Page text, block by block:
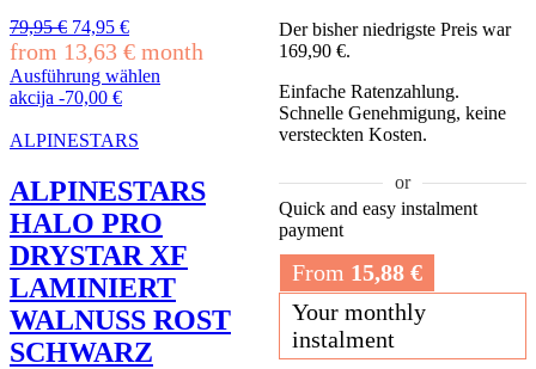
war:
179,90 €
ist:
Der bisher niedrigste Preis war
169,90 €.
Einfache Ratenzahlung.
Schnelle Genehmigung, keine
versteckten Kosten.
or
Quick and easy instalment
payment
From 15,88 €
Your monthly
instalment
79,95€ Ursprünglicher
Preis
war:
79,95 €
74,95 €Aktueller
Preis
ist:
74,95 €.
from 13,63 € month
Ausführung wählen
Dieses
weist
Varianten
auf.
Die
Optionen
können
auf
der
Produktseite
gewählt
akcija -70,00 €
ALPINESTARS
ALPINESTARS
HALO PRO
DRYSTAR XF
LAMINIERT
WALNUSS ROST
SCHWARZ